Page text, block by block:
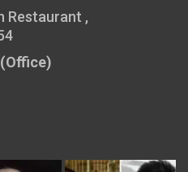
Restaurant ,